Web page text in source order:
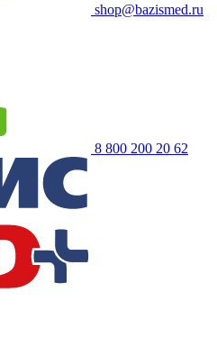
shop@bazismed.ru
8 800 200 20 62